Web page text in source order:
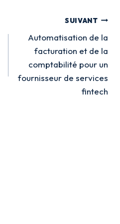
SUIVANT
Automatisation de la
facturation et de la
comptabilité pour un
fournisseur de services
fintech